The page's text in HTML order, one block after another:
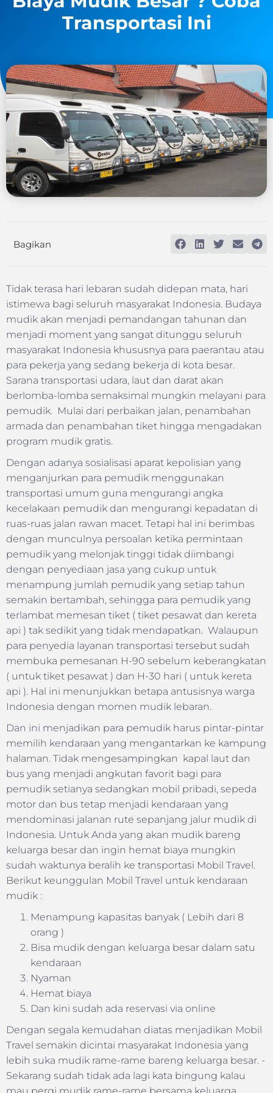
Transportasi Ini
Bagikan
Tidak terasa hari lebaran sudah didepan mata, hari
istimewa bagi seluruh masyarakat Indonesia. Budaya
mudik akan menjadi pemandangan tahunan dan
menjadi moment yang sangat ditunggu seluruh
masyarakat Indonesia khususnya para paerantau atau
para pekerja yang sedang bekerja di kota besar.
Sarana transportasi udara, laut dan darat akan
berlomba-lomba semaksimal mungkin melayani para
pemudik. Mulai dari perbaikan jalan, penambahan
armada dan penambahan tiket hingga mengadakan
program mudik gratis.
Dengan adanya sosialisasi aparat kepolisian yang
menganjurkan para pemudik menggunakan
transportasi umum guna mengurangi angka
kecelakaan pemudik dan mengurangi kepadatan di
ruas-ruas jalan rawan macet. Tetapi hal ini berimbas
dengan munculnya persoalan ketika permintaan
pemudik yang melonjak tinggi tidak diimbangi
dengan penyediaan jasa yang cukup untuk
menampung jumlah pemudik yang setiap tahun
semakin bertambah, sehingga para pemudik yang
terlambat memesan tiket ( tiket pesawat dan kereta
api ) tak sedikit yang tidak mendapatkan. Walaupun
para penyedia layanan transportasi tersebut sudah
membuka pemesanan H-90 sebelum keberangkatan
( untuk tiket pesawat ) dan H-30 hari ( untuk kereta
api ). Hal ini menunjukkan betapa antusisnya warga
Indonesia dengan momen mudik lebaran.
Dan ini menjadikan para pemudik harus pintar-pintar
memilih kendaraan yang mengantarkan ke kampung
halaman. Tidak mengesampingkan kapal laut dan
bus yang menjadi angkutan favorit bagi para
pemudik setianya sedangkan mobil pribadi, sepeda
motor dan bus tetap menjadi kendaraan yang
mendominasi jalanan rute sepanjang jalur mudik di
Indonesia. Untuk Anda yang akan mudik bareng
keluarga besar dan ingin hemat biaya mungkin
sudah waktunya beralih ke transportasi Mobil Travel.
Berikut keunggulan Mobil Travel untuk kendaraan
mudik :
Menampung kapasitas banyak ( Lebih dari 8
orang )
Bisa mudik dengan keluarga besar dalam satu
kendaraan
Nyaman
Hemat biaya
Dan kini sudah ada reservasi via online
Dengan segala kemudahan diatas menjadikan Mobil
Travel semakin dicintai masyarakat Indonesia yang
lebih suka mudik rame-rame bareng keluarga besar. ­­­
Sekarang sudah tidak ada lagi kata bingung kalau